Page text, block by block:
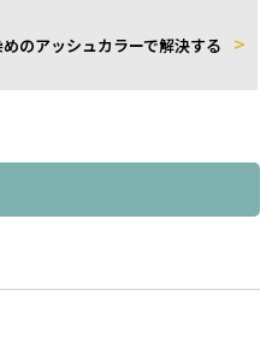
のアッシュカラーで解決する